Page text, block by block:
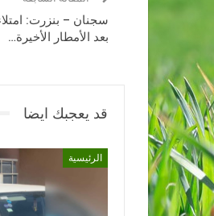
سجنان – بنزرت:
بعد الأمطار الأخيرة…
قد يعجبك ايضا
الرئيسية